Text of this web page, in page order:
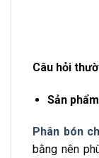
Câu hỏi
Sản
Phân bón
bằng nên